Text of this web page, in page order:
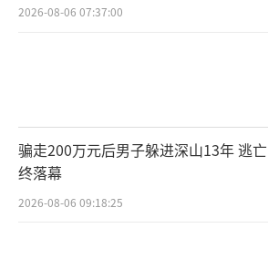
2026-08-06 07:37:00
骗走200万元后男子躲进深山13年 逃亡
终落幕
2026-08-06 09:18:25